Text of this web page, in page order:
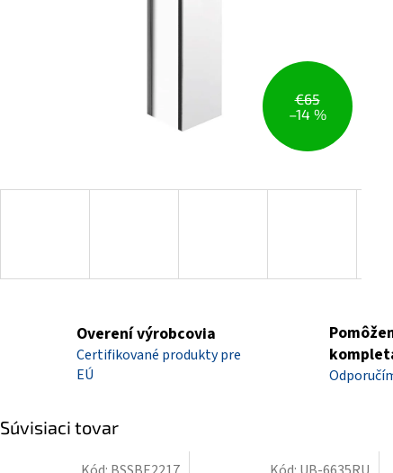
€65
–14 %
Overení výrobcovia
Certifikované produkty pre
EÚ
Súvisiaci tovar